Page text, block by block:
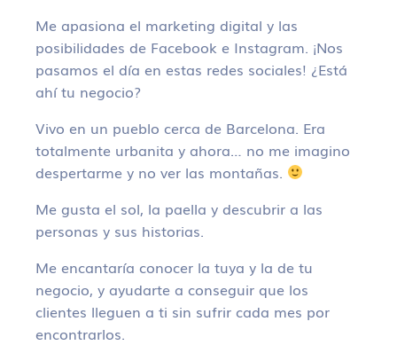
Me apasiona el marketing digital y las
posibilidades de Facebook e Instagram. ¡Nos
pasamos el día en estas redes sociales! ¿Está
ahí tu negocio?
Vivo en un pueblo cerca de Barcelona. Era
totalmente urbanita y ahora… no me imagino
despertarme y no ver las montañas.
Me gusta el sol, la paella y descubrir a las
personas y sus historias.
Me encantaría conocer la tuya y la de tu
negocio, y ayudarte a conseguir que los
clientes lleguen a ti sin sufrir cada mes por
encontrarlos.